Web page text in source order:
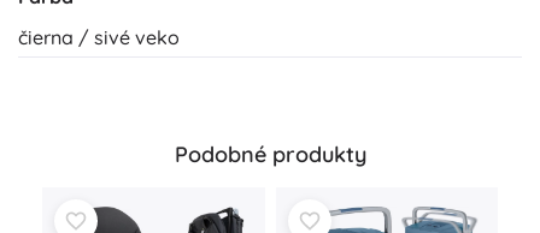
čierna / sivé veko
Podobné produkty